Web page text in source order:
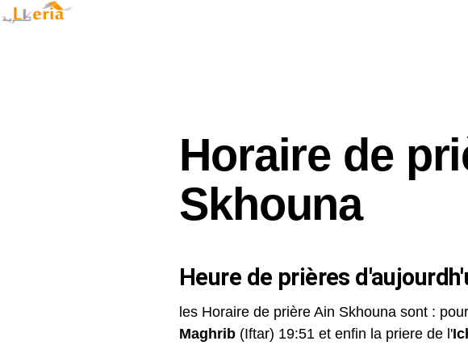
Horaire de
Skhouna
Heure de prières
les Horaire de prière Ain Skhouna sont :
Maghrib (Iftar) 19:51 et enfin la priere de l'